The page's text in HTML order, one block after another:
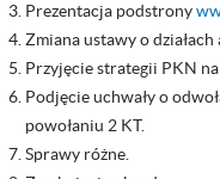
Prezentacja podstrony
Zmiana ustawy o
Przyjęcie strategii PKN
Podjęcie uchwały o
powołaniu 2 KT.
Sprawy różne.